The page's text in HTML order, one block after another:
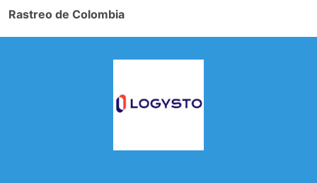
Rastreo de Colombia